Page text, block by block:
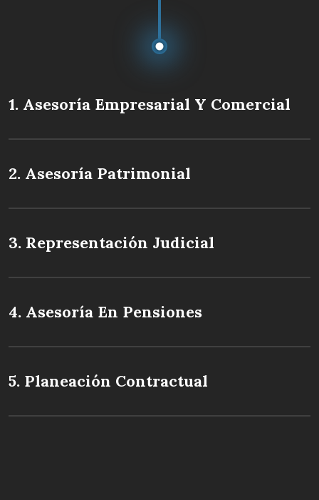
1. Asesoría Empresarial Y Comercial
2. Asesoría Patrimonial
3. Representación Judicial
4. Asesoría En Pensiones
5. Planeación Contractual